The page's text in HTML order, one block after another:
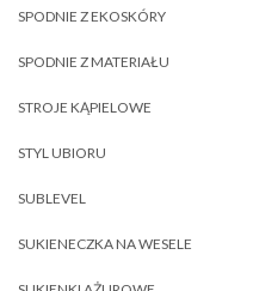
SPODNIE Z EKOSKÓRY
SPODNIE Z MATERIAŁU
STROJE KĄPIELOWE
STYL UBIORU
SUBLEVEL
SUKIENECZKA NA WESELE